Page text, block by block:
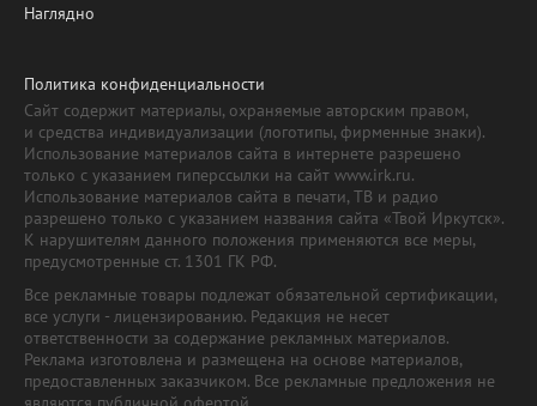
Наглядно
Политика конфиденциальности
Сайт содержит материалы, охраняемые авторским правом,
и средства индивидуализации (логотипы, фирменные знаки).
Использование материалов сайта в интернете разрешено
только с указанием гиперссылки на сайт www.irk.ru.
Использование материалов сайта в печати, ТВ и радио
разрешено только с указанием названия сайта «Твой Иркутск».
К нарушителям данного положения применяются все меры,
предусмотренные ст. 1301 ГК РФ.
Все рекламные товары подлежат обязательной сертификации,
все услуги - лицензированию. Редакция не несет
ответственности за содержание рекламных материалов.
Реклама изготовлена и размещена на основе материалов,
предоставленных заказчиком. Все рекламные предложения не